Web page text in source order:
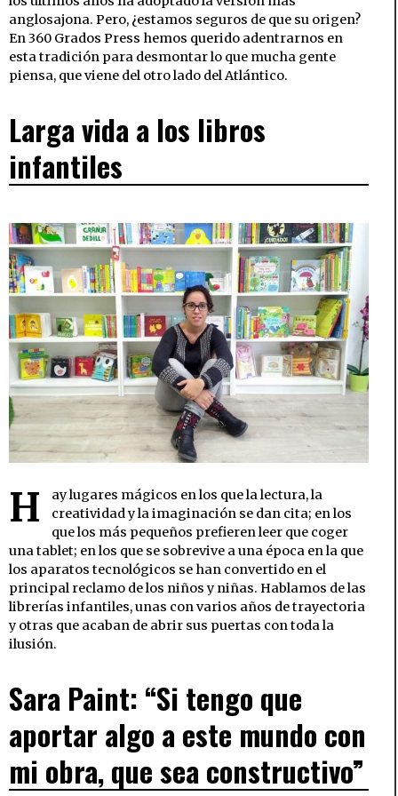
anglosajona. Pero, ¿estamos seguros de que su origen?
En 360 Grados Press hemos querido adentrarnos en
esta tradición para desmontar lo que mucha gente
piensa, que viene del otro lado del Atlántico.
Larga vida a los libros
infantiles
H
ay lugares mágicos en los que la lectura, la
creatividad y la imaginación se dan cita; en los
que los más pequeños prefieren leer que coger
una tablet; en los que se sobrevive a una época en la que
los aparatos tecnológicos se han convertido en el
principal reclamo de los niños y niñas. Hablamos de las
librerías infantiles, unas con varios años de trayectoria
y otras que acaban de abrir sus puertas con toda la
ilusión.
Sara Paint: “Si tengo que
aportar algo a este mundo con
mi obra, que sea constructivo”